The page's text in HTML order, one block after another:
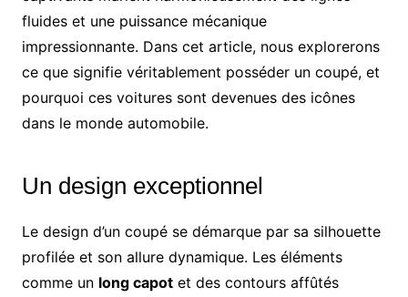
fluides et une puissance mécanique
impressionnante. Dans cet article, nous explorerons
ce que signifie véritablement posséder un coupé, et
pourquoi ces voitures sont devenues des icônes
dans le monde automobile.
Un design exceptionnel
Le design d’un coupé se démarque par sa silhouette
profilée et son allure dynamique. Les éléments
comme un long capotet des contours affûtés